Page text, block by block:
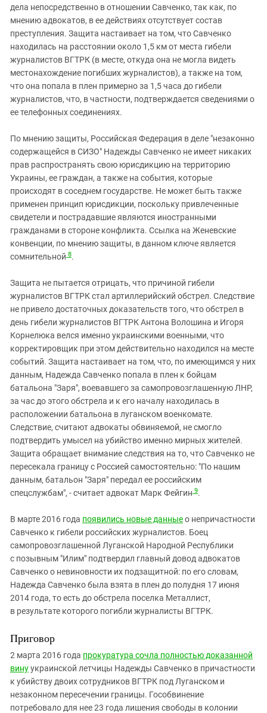
дела непосредственно в отношении Савченко, так как, по
мнению адвокатов, в ее действиях отсутствует состав
преступления. Защита настаивает на том, что Савченко
находилась на расстоянии около 1,5 км от места гибели
журналистов ВГТРК (в месте, откуда она не могла видеть
местонахождение погибших журналистов), а также на том,
что она попала в плен примерно за 1,5 часа до гибели
журналистов, что, в частности, подтверждается сведениями о
ее телефонных соединениях.
По мнению защиты, Российская Федерация в деле "незаконно
содержащейся в СИЗО" Надежды Савченко не имеет никаких
прав распространять свою юрисдикцию на территорию
Украины, ее граждан, а также на события, которые
происходят в соседнем государстве. Не может быть также
применен принцип юрисдикции, поскольку привлеченные
свидетели и пострадавшие являются иностранными
гражданами в стороне конфликта. Ссылка на Женевские
конвенции, по мнению защиты, в данном ключе является
сомнительной 8.
Защита не пытается отрицать, что причиной гибели
журналистов ВГТРК стал артиллерийский обстрел. Следствие
не привело достаточных доказательств того, что обстрел в
день гибели журналистов ВГТРК Антона Волошина и Игоря
Корнелюка велся именно украинскими военными, что
корректировщик при этом действительно находился на месте
событий. Защита настаивает на том, что, по имеющимся у них
данным, Надежда Савченко попала в плен к бойцам
батальона "Заря", воевавшего за самопровозглашенную ЛНР,
за час до этого обстрела и к его началу находилась в
расположении батальона в луганском военкомате.
Следствие, считают адвокаты обвиняемой, не смогло
подтвердить умысел на убийство именно мирных жителей.
Защита обращает внимание следствия на то, что Савченко не
пересекала границу с Россией самостоятельно: "По нашим
данным, батальон "Заря" передал ее российским
спецслужбам", - считает адвокат Марк Фейгин 9.
В марте 2016 года появились новые данныео непричастности
Савченко к гибели российских журналистов. Боец
самопровозглашенной Луганской Народной Республики
с позывным "Илим" подтвердил главный довод адвокатов
Савченко о невиновности их подзащитной: по его словам,
Надежда Савченко была взята в плен до полудня 17 июня
2014 года, то есть до обстрела поселка Металлист,
в результате которого погибли журналисты ВГТРК.
Приговор
2 марта 2016 года прокуратура сочла полностью доказанной
винуукраинской летчицы Надежды Савченко в причастности
к убийству двоих сотрудников ВГТРК под Луганском и
незаконном пересечении границы. Гособвинение
потребовало для нее 23 года лишения свободы в колонии